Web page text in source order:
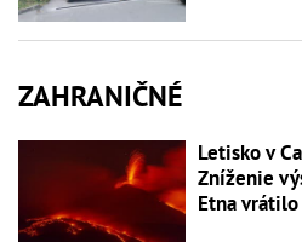
ZAHRANIČNÉ
Letisko v
Zníženie
Etna